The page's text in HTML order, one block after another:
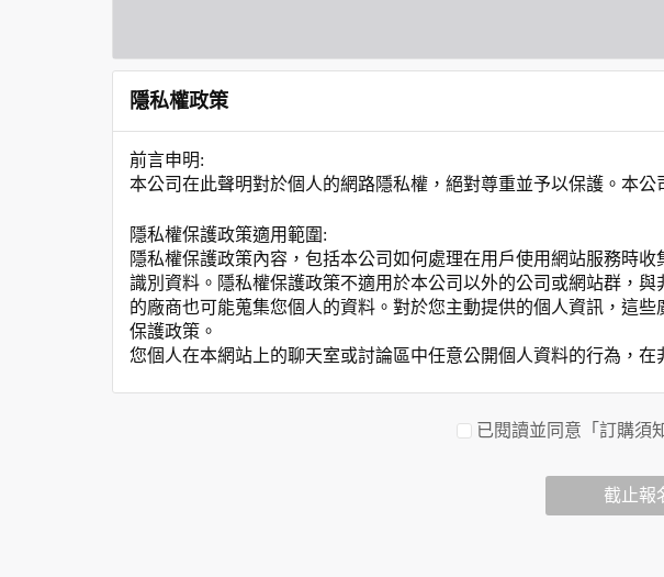
隱私權政策
前言申明:
本公司在此聲明對於個人的網路隱私權，絕對尊重並予以保護。本
隱私權保護政策適用範圍:
隱私權保護政策內容，包括本公司如何處理在用戶使用網站服務時
識別資料。隱私權保護政策不適用於本公司以外的公司或網站群，
的廠商也可能蒐集您個人的資料。對於您主動提供的個人資訊，這
保護政策。
您個人在本網站上的聊天室或討論區中任意公開個人資料的行為，
為了在本網站提供您最佳的互動性服務，可能會請您提供相關個人的
於一般瀏覽時，伺服器會自行記錄相關行徑，包括您使用連線設備
已閱讀並同意「訂購須
截止報